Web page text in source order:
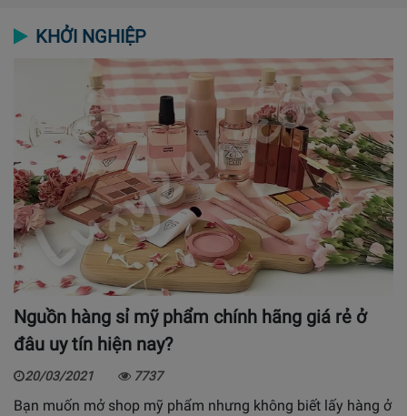
KHỞI NGHIỆP
Nguồn hàng sỉ mỹ phẩm chính hãng giá rẻ ở
đâu uy tín hiện nay?
20/03/2021 7737
Bạn muốn mở shop mỹ phẩm nhưng không biết lấy hàng ở